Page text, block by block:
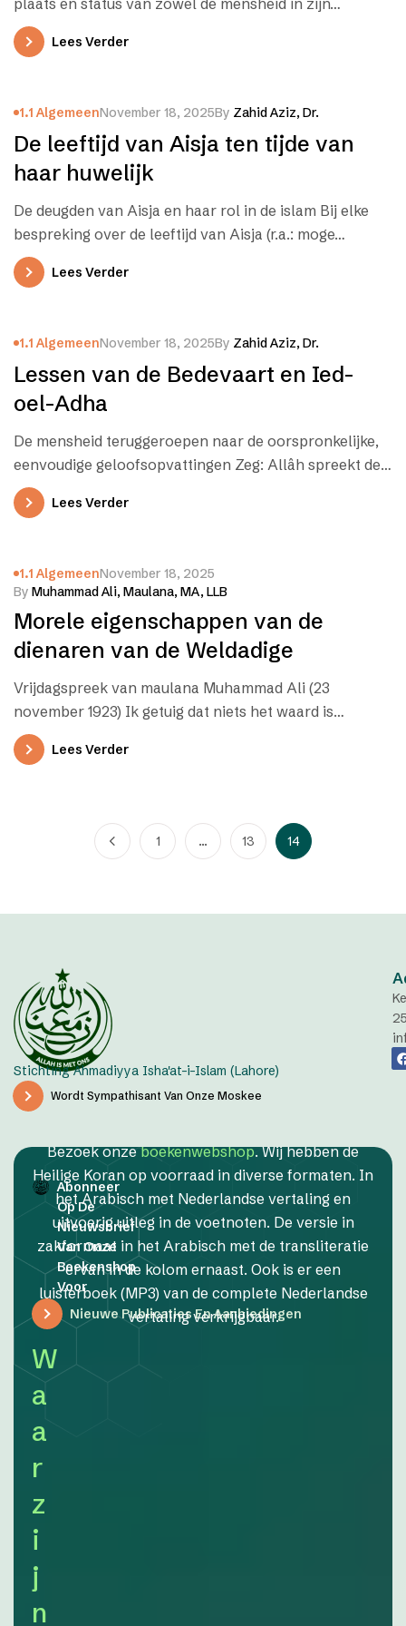
plaats en status van zowel de mensheid in zijn…
Lees Verder
1.1 AlgemeenNovember 18, 2025By Zahid Aziz, Dr.
De leeftijd van Aisja ten tijde van
haar huwelijk
De deugden van Aisja en haar rol in de islam Bij elke
bespreking over de leeftijd van Aisja (r.a.: moge…
Lees Verder
1.1 AlgemeenNovember 18, 2025By Zahid Aziz, Dr.
Lessen van de Bedevaart en Ied-
oel-Adha
De mensheid teruggeroepen naar de oorspronkelijke,
eenvoudige geloofsopvattingen Zeg: Allâh spreekt de
waarheid; volg dus de religie van Abraham, de…
Lees Verder
1.1 AlgemeenNovember 18, 2025
By Muhammad Ali, Maulana, MA, LLB
Morele eigenschappen van de
dienaren van de Weldadige
Vrijdagspreek van maulana Muhammad Ali (23
november 1923) Ik getuig dat niets het waard is
aanbeden te worden buiten Allah,…
Lees Verder
1 … 13 14
Stichting Ahmadiyya Isha'at-i-Islam (Lahore)
Wordt Sympathisant Van Onze Moskee
Abonneer
Op De
Nieuwsbrief
Van Onze
Boekenshop
Voor
Nieuwe Publicaties En Aanbiedingen
W
a
a
r
z
i
j
n
Bezoek onzeboekenwebshop. Wij hebben de
Heilige Koran op voorraad in diverse formaten. In
het Arabisch met Nederlandse vertaling en
uitvoerig uitleg in de voetnoten. De versie in
zakformaat in het Arabisch met de transliteratie
ervan in de kolom ernaast. Ook is er een
luisterboek (MP3) van de complete Nederlandse
vertaling verkrijgbaar.